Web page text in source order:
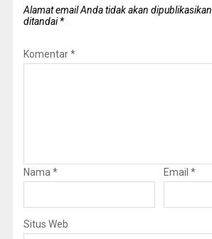
Alamat email Anda tidak akan dipublikasikan.
ditandai*
Komentar*
Nama * Email *
Situs Web